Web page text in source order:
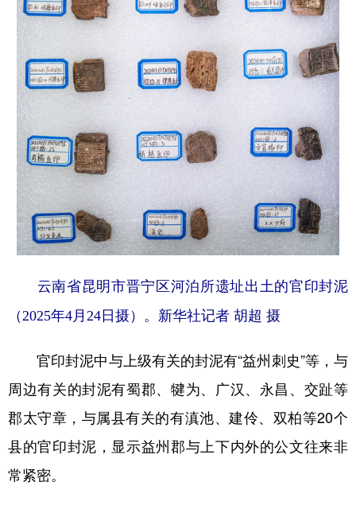
云南省昆明市晋宁区河泊所遗址出土的官印封泥
（2025年4月24日摄）。新华社记者 胡超 摄
官印封泥中与上级有关的封泥有“益州刺史”等，与
周边有关的封泥有蜀郡、犍为、广汉、永昌、交趾等
郡太守章，与属县有关的有滇池、建伶、双柏等20个
县的官印封泥，显示益州郡与上下内外的公文往来非
常紧密。